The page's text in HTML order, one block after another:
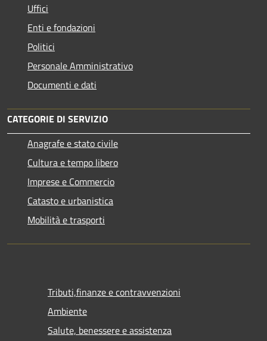
Uffici
Enti e fondazioni
Politici
Personale Amministrativo
Documenti e dati
CATEGORIE DI SERVIZIO
Anagrafe e stato civile
Cultura e tempo libero
Imprese e Commercio
Catasto e urbanistica
Mobilità e trasporti
Tributi,finanze e contravvenzioni
Ambiente
Salute, benessere e assistenza